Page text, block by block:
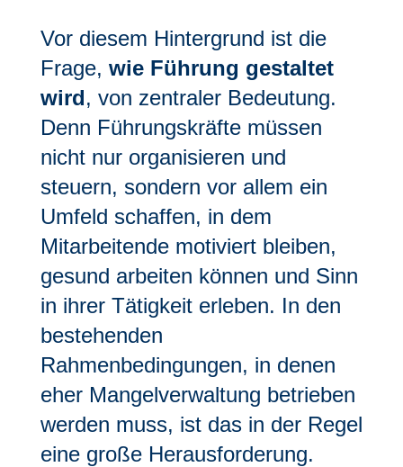
Vor diesem Hintergrund ist die
Frage, wie Führung gestaltet
wird, von zentraler Bedeutung.
Denn Führungskräfte müssen
nicht nur organisieren und
steuern, sondern vor allem ein
Umfeld schaffen, in dem
Mitarbeitende motiviert bleiben,
gesund arbeiten können und Sinn
in ihrer Tätigkeit erleben. In den
bestehenden
Rahmenbedingungen, in denen
eher Mangelverwaltung betrieben
werden muss, ist das in der Regel
eine große Herausforderung.